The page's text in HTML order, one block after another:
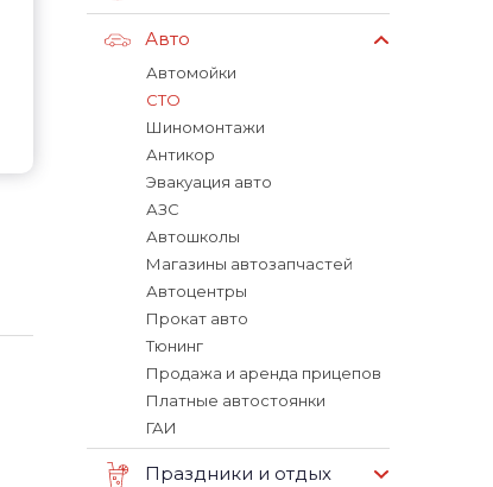
Авто
Автомойки
СТО
Шиномонтажи
Антикор
Эвакуация авто
АЗС
Автошколы
Магазины автозапчастей
Автоцентры
Прокат авто
Тюнинг
Продажа и аренда прицепов
Платные автостоянки
ГАИ
Праздники и отдых